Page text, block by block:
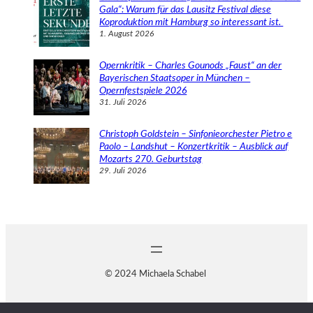
Gala“: Warum für das Lausitz Festival diese
Koproduktion mit Hamburg so interessant ist.
1. August 2026
Opernkritik – Charles Gounods „Faust“ an der
Bayerischen Staatsoper in München –
Opernfestspiele 2026
31. Juli 2026
Christoph Goldstein – Sinfonieorchester Pietro e
Paolo – Landshut – Konzertkritik – Ausblick auf
Mozarts 270. Geburtstag
29. Juli 2026
© 2024 Michaela Schabel